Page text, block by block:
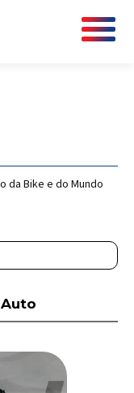
da Bike e do Mundo
Auto